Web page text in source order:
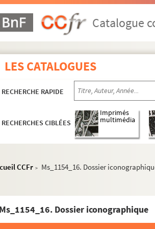
Catalogue
LES CATALOGUES
RECHERCHE RAPIDE
RECHERCHES CIBLÉES
Imprimés
multimédia
CCFr > Ms_1154_16. Dossier
Ms_1154_16. Dossier iconographique